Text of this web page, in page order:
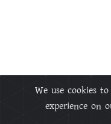
We use cookies
experience on